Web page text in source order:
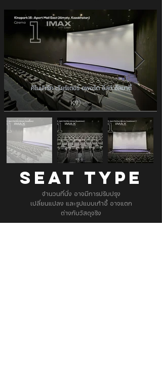
คิโนปาร์ค เธียร์เตอร์ อพอร์ต อีสต์ อัลมาตี้
SEAT TYPE
จำนวนที่นั่ง อาจมีการปรับปรุง
เปลี่ยนแปลง และรูปแบบเก้าอี้ อาจแตก
ต่างกับวัสดุจริง